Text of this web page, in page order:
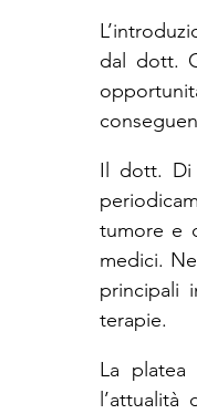
dal dott.
Il dott. Di
tumore e
medici.
principali
terapie.
La platea